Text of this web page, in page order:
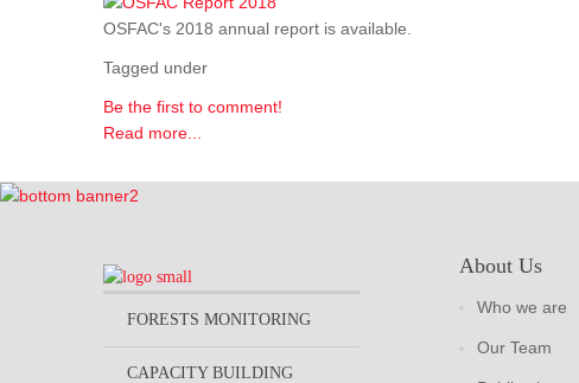
OSFAC's 2018 annual report is available.
Tagged under
Be the first to comment!
Read more...
FORESTS MONITORING
CAPACITY BUILDING
About Us
Who we are
Our Team